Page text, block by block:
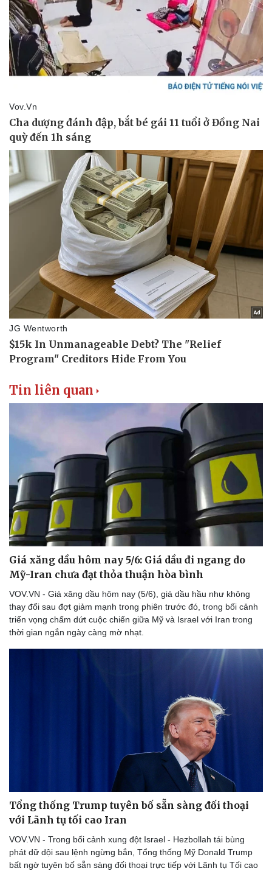
Thể thao
Bóng đá
Lịch thi đấu bóng đá
Thế giới thể thao
eSports
Ô tô - Xe máy
Ô tô
Xe máy
Tư vấn
Tin liên quan
Giá xăng dầu hôm nay 5/6: Giá dầu đi ngang do
Mỹ-Iran chưa đạt thỏa thuận hòa bình
VOV.VN - Giá xăng dầu hôm nay (5/6), giá dầu hầu như không
thay đổi sau đợt giảm mạnh trong phiên trước đó, trong bối cảnh
triển vọng chấm dứt cuộc chiến giữa Mỹ và Israel với Iran trong
thời gian ngắn ngày càng mờ nhạt.
Tổng thống Trump tuyên bố sẵn sàng đối thoại
với Lãnh tụ tối cao Iran
VOV.VN - Trong bối cảnh xung đột Israel - Hezbollah tái bùng
phát dữ dội sau lệnh ngừng bắn, Tổng thống Mỹ Donald Trump
bất ngờ tuyên bố sẵn sàng đối thoại trực tiếp với Lãnh tụ Tối cao